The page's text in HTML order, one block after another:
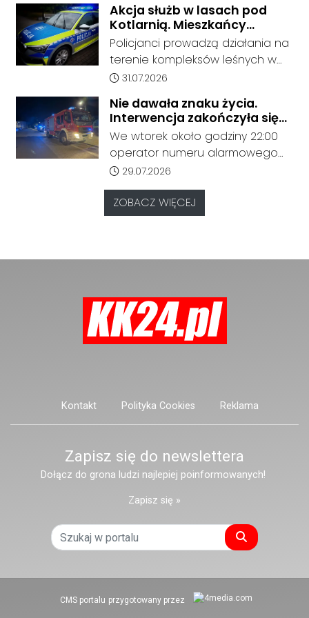
oferując bezpośrednie
połączenie z Kędzierzyna-Koźla
do Beskidów. Jak informuje
przewoźnik, połączenie cieszy się
dużym zainteresowaniem
pasażerów.
Akcja służb w lasach pod
Kotlarnią. Mieszkańcy
proszeni o ostrożność
Policjanci prowadzą działania na
terenie kompleksów leśnych w
rejonie gminy Bierawa. Jak udało
poszukują mężczyzny, który może
posiadać niebezpieczne
narzędzie, nieoficjalnie broń i
stanowić zagrożenie dla osób
postronnych.
Data dodania artykułu:
31.07.2026
Nie dawała znaku życia.
Interwencja zakończyła się
tragicznym odkryciem
We wtorek około godziny 22:00
operator numeru alarmowego
odebrał zgłoszenie od
zaniepokojonych członków
rodziny, którzy od dłuższego
czasu nie mieli kontaktu z kobietą
Data dodania artykułu:
29.07.2026
ZOBACZ WIĘCEJ
Kontakt Polityka Cookies Reklama
Zapisz się do newslettera
Dołącz do grona ludzi najlepiej poinformowanych!
Zapisz się »
Szukaj
CMS portalu przygotowany przez